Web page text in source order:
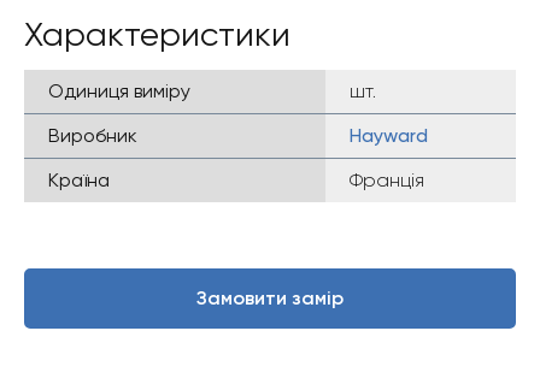
Характеристики
Одиниця виміру
шт.
Виробник
Hayward
Країна
Франція
Замовити замір